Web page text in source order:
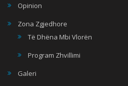
Opinion
Zona Zgjedhore
Të Dhëna Mbi Vlorën
Program Zhvillimi
Galeri